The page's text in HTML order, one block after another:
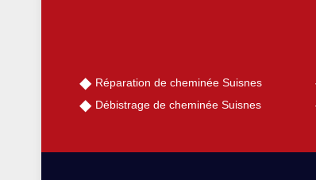
Réparation de cheminée Suisnes
Débistrage de cheminée Suisnes